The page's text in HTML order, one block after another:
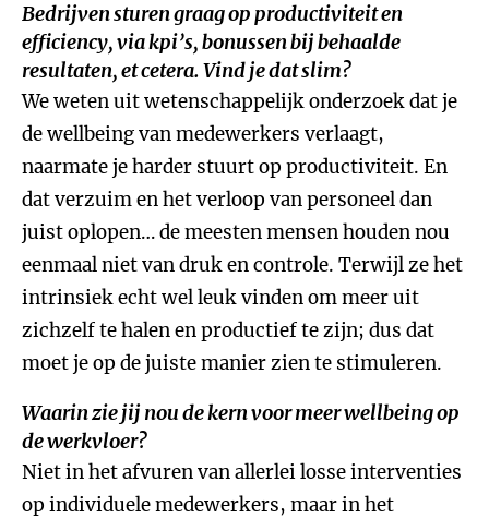
Bedrijven sturen graag op productiviteit en
efficiency, via kpi’s, bonussen bij behaalde
resultaten, et cetera. Vind je dat slim?
We weten uit wetenschappelijk onderzoek dat je
de wellbeing van medewerkers verlaagt,
naarmate je harder stuurt op productiviteit. En
dat verzuim en het verloop van personeel dan
juist oplopen… de meesten mensen houden nou
eenmaal niet van druk en controle. Terwijl ze het
intrinsiek echt wel leuk vinden om meer uit
zichzelf te halen en productief te zijn; dus dat
moet je op de juiste manier zien te stimuleren.
Waarin zie jij nou de kern voor meer wellbeing op
de werkvloer?
Niet in het afvuren van allerlei losse interventies
op individuele medewerkers, maar in het